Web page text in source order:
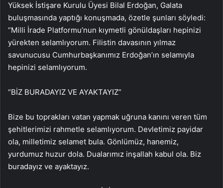
Yüksek İstişare Kurulu Üyesi Bilal Erdoğan, Galata
buluşmasında yaptığı konuşmada, özetle şunları söyledi:
“Milli İrade Platformu’nun kıymetli gönüldaşları hepinizi
yürekten selamlıyorum. Filistin davasının yılmaz
savunucusu Cumhurbaşkanımız Erdoğan’ın selamıyla
hepinizi selamlıyorum.
“BİZ BURADAYIZ VE AYAKTAYIZ”
Bize bu toprakları vatan yapmak uğruna kanını veren tüm
şehitlerimizi rahmetle selamlıyorum. Devletimiz payidar
ola, milletimiz selamet bula. Gönlümüz, hanemiz,
yurdumuz huzur dola. Dualarımız inşallah kabul ola. Biz
buradayız ve ayaktayız.